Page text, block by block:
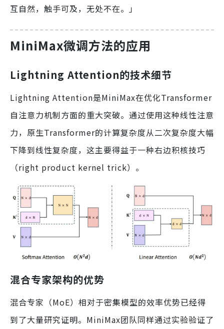
互自然，触手可及，无处不在。」
MiniMax微调方法的应用
Lightning Attention的技术细节
Lightning Attention是MiniMax在优化Transformer
自注意力机制方面的重大突破。通过使用这种线性注意
力，原生Transformer的计算复杂度从二次复杂度大幅
下降到线性复杂度，这主要得益于一种右边积核技巧
（right product kernel trick）。
混合专家架构的优势
混合专家（MoE）相对于密集模型的效率优势已经得
到了大量研究证明。MiniMax团队同样通过实验验证了